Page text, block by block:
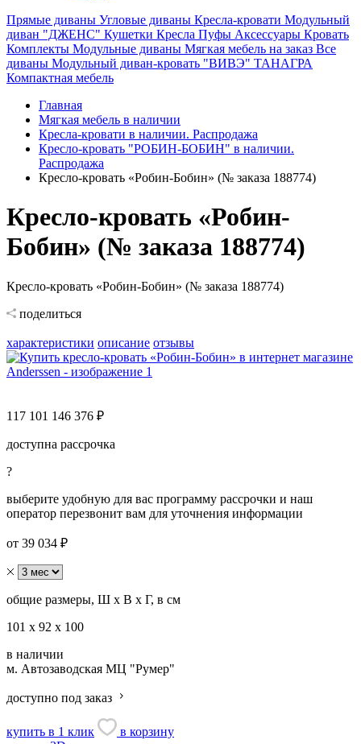
Прямые диваны Угловые диваны Кресла-кровати Модульный
диван "ДЖЕНС" Кушетки Кресла Пуфы Аксессуары Кровать
Комплекты Модульные диваны Мягкая мебель на заказ Все
диваны Модульный диван-кровать "ВИВЭ" ТАНАГРА
Компактная мебель
Главная
Мягкая мебель в наличии
Кресла-кровати в наличии. Распродажа
Кресло-кровать "РОБИН-БОБИН" в наличии.
Распродажа
Кресло-кровать «Робин-Бобин» (№ заказа 188774)
Кресло-кровать «Робин-
Бобин» (№ заказа 188774)
Кресло-кровать «Робин-Бобин» (№ заказа 188774)
поделиться
характеристики описание отзывы
117 101 146 376 ₽
доступна рассрочка
?
выберите удобную для вас программу рассрочки и наш
оператор перезвонит вам для уточнения информации
от 39 034 ₽
общие размеры, Ш х В х Г, в см
101 х 92 х 100
в наличии
м. Автозаводская МЦ "Румер"
доступно под заказ
купить в 1 клик
в корзину